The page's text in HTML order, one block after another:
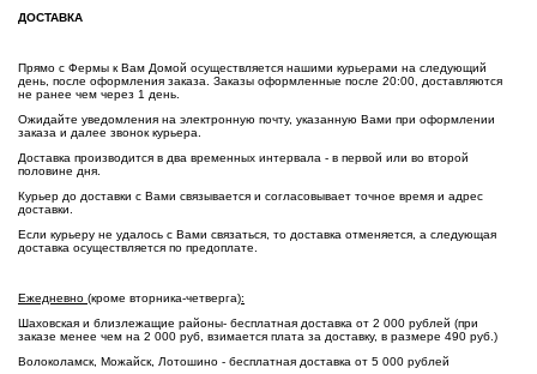
ДОСТАВКА
Прямо с Фермы к Вам Домой осуществляется нашими курьерами на следующий
день, после оформления заказа. Заказы оформленные после 20:00, доставляются
не ранее чем через 1 день.
Ожидайте уведомления на электронную почту, указанную Вами при оформлении
заказа и далее звонок курьера.
Доставка производится в два временных интервала - в первой или во второй
половине дня.
Курьер до доставки с Вами связывается и согласовывает точное время и адрес
доставки.
Если курьеру не удалось с Вами связаться, то доставка отменяется, а следующая
доставка осуществляется по предоплате.
Ежедневно (кроме вторника-четверга):
Шаховская и близлежащие районы- бесплатная доставка от 2 000 рублей (при
заказе менее чем на 2 000 руб, взимается плата за доставку, в размере 490 руб.)
Волоколамск, Можайск, Лотошино - бесплатная доставка от 5 000 рублей